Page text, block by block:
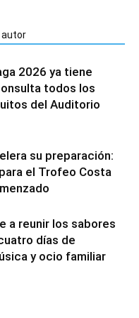
autor
2026 ya tiene
todos los
del Auditorio
su preparación:
el Trofeo Costa
a reunir los sabores
días de
y ocio familiar